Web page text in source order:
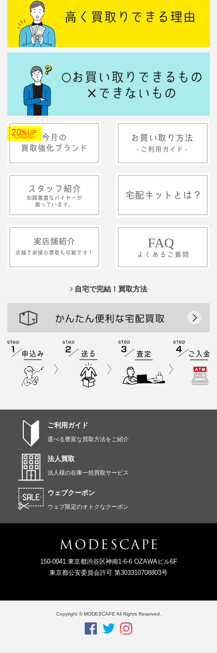
自宅で完結！買取方法
ご利用ガイド
選べる豊富な買取方法をご紹介
法人買取
法人様の在庫一括買取サービス
ウェブクーポン
ウェブ限定のオトクなクーポン
150-0041 東京都渋谷区神南1-6-6 OZAWAビル6F
東京都公安委員会許可 第303310708803号
Copyright © MODESCAPE All Rights Reserved.